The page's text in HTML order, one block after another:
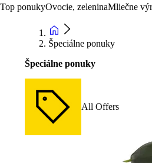
Top ponukyOvocie, zeleninaMliečne
Špeciálne ponuky
Špeciálne ponuky
All Offers